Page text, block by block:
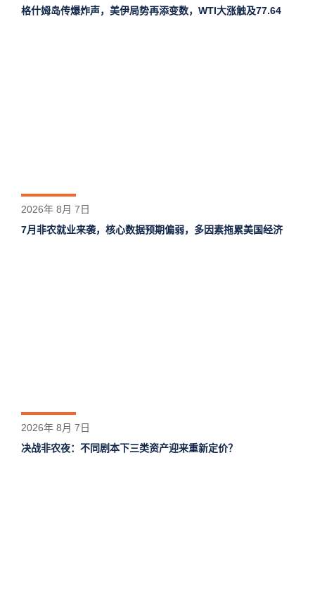
格什姆岛‌传爆炸声，美伊局势再添变数，WTI大涨触及77.64
2026年 8月 7日
7月非农就业来袭，核心数据预期偏弱，多因素拖累美国经济
2026年 8月 7日
决战非农夜：不同剧本下三类资产迎来重新定价？